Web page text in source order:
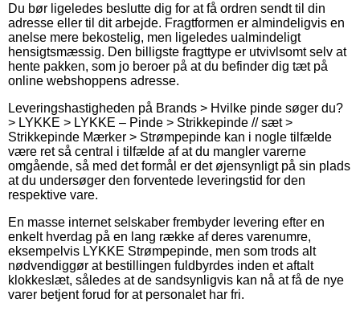
Du bør ligeledes beslutte dig for at få ordren sendt til din
adresse eller til dit arbejde. Fragtformen er almindeligvis en
anelse mere bekostelig, men ligeledes ualmindeligt
hensigtsmæssig. Den billigste fragttype er utvivlsomt selv at
hente pakken, som jo beroer på at du befinder dig tæt på
online webshoppens adresse.
Leveringshastigheden på Brands > Hvilke pinde søger du?
> LYKKE > LYKKE – Pinde > Strikkepinde // sæt >
Strikkepinde Mærker > Strømpepinde kan i nogle tilfælde
være ret så central i tilfælde af at du mangler varerne
omgående, så med det formål er det øjensynligt på sin plads
at du undersøger den forventede leveringstid for den
respektive vare.
En masse internet selskaber frembyder levering efter en
enkelt hverdag på en lang række af deres varenumre,
eksempelvis LYKKE Strømpepinde, men som trods alt
nødvendiggør at bestillingen fuldbyrdes inden et aftalt
klokkeslæt, således at de sandsynligvis kan nå at få de nye
varer betjent forud for at personalet har fri.